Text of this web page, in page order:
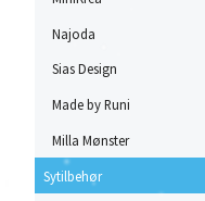
Najoda
Sias Design
Made by Runi
Milla Mønster
Sytilbehør